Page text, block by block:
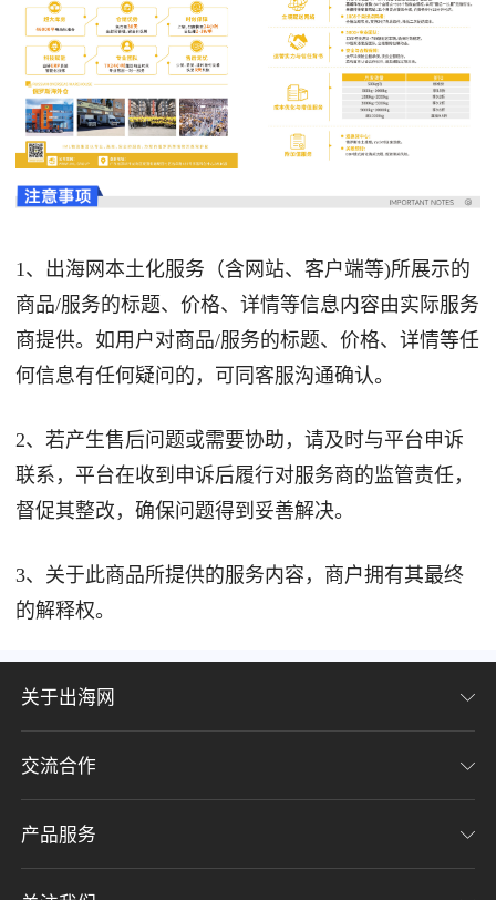
1、出海网本土化服务（含网站、客户端等)所展示的
商品/服务的标题、价格、详情等信息内容由实际服务
商提供。如用户对商品/服务的标题、价格、详情等任
何信息有任何疑问的，可同客服沟通确认。
2、若产生售后问题或需要协助，请及时与平台申诉
联系，平台在收到申诉后履行对服务商的监管责任，
督促其整改，确保问题得到妥善解决。
3、关于此商品所提供的服务内容，商户拥有其最终
的解释权。
关于出海网
关于我们
加入我们
交流合作
联系我们
产品服务